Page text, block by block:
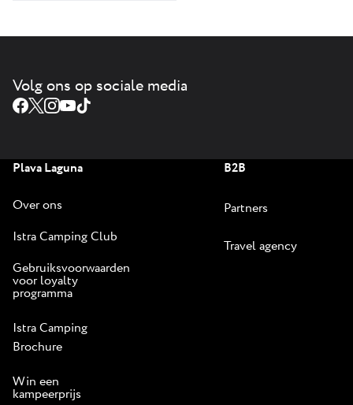
Volg ons op sociale media
Plava Laguna
Over ons
Istra Camping Club
Gebruiksvoorwaarden
voor loyalty
programma
Istra Camping
Brochure
Win een
kampeerprijs
B2B
Partners
Travel agency